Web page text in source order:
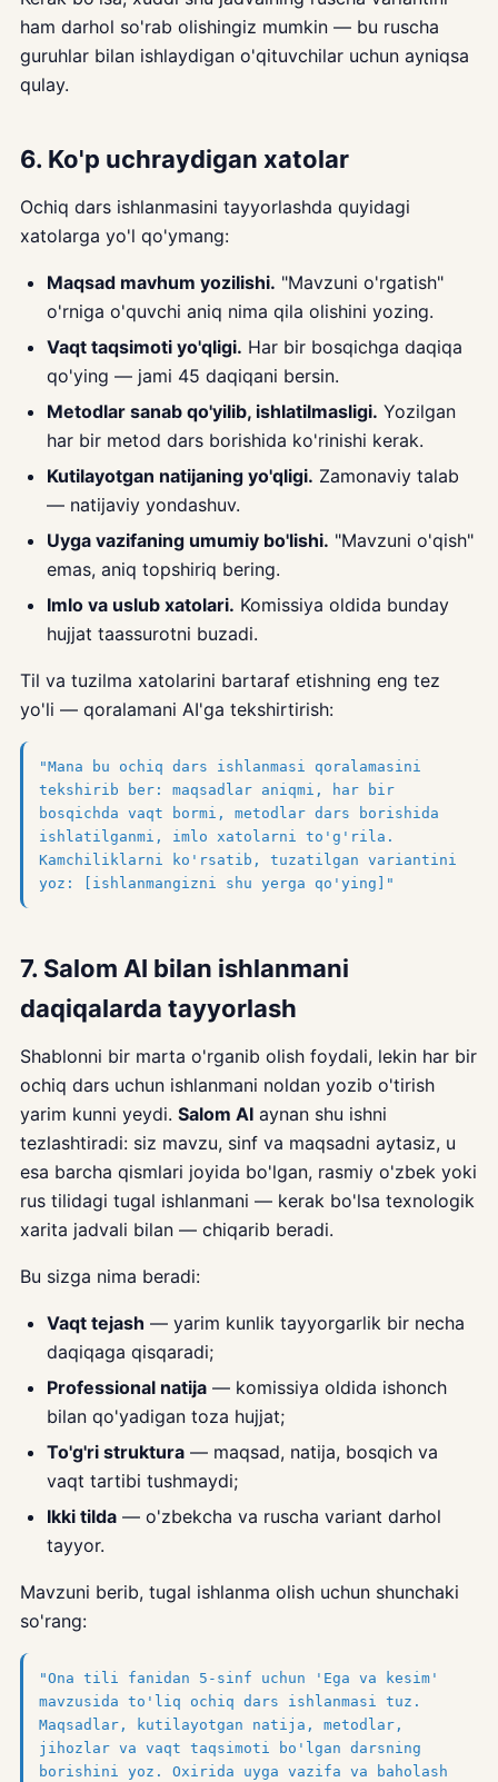
ham darhol so'rab olishingiz mumkin — bu ruscha
guruhlar bilan ishlaydigan o'qituvchilar uchun ayniqsa
qulay.
6. Ko'p uchraydigan xatolar
Ochiq dars ishlanmasini tayyorlashda quyidagi
xatolarga yo'l qo'ymang:
Maqsad mavhum yozilishi. "Mavzuni o'rgatish"
o'rniga o'quvchi aniq nima qila olishini yozing.
Vaqt taqsimoti yo'qligi. Har bir bosqichga daqiqa
qo'ying — jami 45 daqiqani bersin.
Metodlar sanab qo'yilib, ishlatilmasligi. Yozilgan
har bir metod dars borishida ko'rinishi kerak.
Kutilayotgan natijaning yo'qligi. Zamonaviy talab
— natijaviy yondashuv.
Uyga vazifaning umumiy bo'lishi. "Mavzuni o'qish"
emas, aniq topshiriq bering.
Imlo va uslub xatolari. Komissiya oldida bunday
hujjat taassurotni buzadi.
Til va tuzilma xatolarini bartaraf etishning eng tez
yo'li — qoralamani AI'ga tekshirtirish:
"Mana bu ochiq dars ishlanmasi qoralamasini
tekshirib ber: maqsadlar aniqmi, har bir
bosqichda vaqt bormi, metodlar dars borishida
ishlatilganmi, imlo xatolarni to'g'rila.
Kamchiliklarni ko'rsatib, tuzatilgan variantini
yoz: [ishlanmangizni shu yerga qo'ying]"
7. Salom AI bilan ishlanmani
daqiqalarda tayyorlash
Shablonni bir marta o'rganib olish foydali, lekin har bir
ochiq dars uchun ishlanmani noldan yozib o'tirish
yarim kunni yeydi. Salom AI aynan shu ishni
tezlashtiradi: siz mavzu, sinf va maqsadni aytasiz, u
esa barcha qismlari joyida bo'lgan, rasmiy o'zbek yoki
rus tilidagi tugal ishlanmani — kerak bo'lsa texnologik
xarita jadvali bilan — chiqarib beradi.
Bu sizga nima beradi:
Vaqt tejash — yarim kunlik tayyorgarlik bir necha
daqiqaga qisqaradi;
Professional natija — komissiya oldida ishonch
bilan qo'yadigan toza hujjat;
To'g'ri struktura — maqsad, natija, bosqich va
vaqt tartibi tushmaydi;
Ikki tilda — o'zbekcha va ruscha variant darhol
tayyor.
Mavzuni berib, tugal ishlanma olish uchun shunchaki
so'rang:
"Ona tili fanidan 5-sinf uchun 'Ega va kesim'
mavzusida to'liq ochiq dars ishlanmasi tuz.
Maqsadlar, kutilayotgan natija, metodlar,
jihozlar va vaqt taqsimoti bo'lgan darsning
borishini yoz. Oxirida uyga vazifa va baholash